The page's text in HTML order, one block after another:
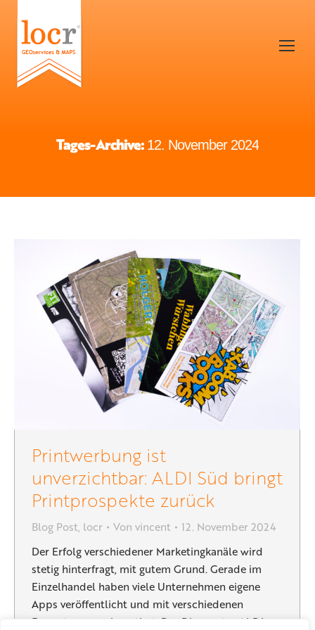
Tages-Archive: 12. November 2024
Printwerbung ist
unverzichtbar: ALDI Süd bringt
Printprospekte zurück
Blog Post, locr Von vincent
12. November 2024
Der Erfolg verschiedener Marketingkanäle wird
stetig hinterfragt, mit gutem Grund. Gerade im
Einzelhandel haben viele Unternehmen eigene
Apps veröffentlicht und mit verschiedenen
Formaten experimentiert. Der Discounter ALDI